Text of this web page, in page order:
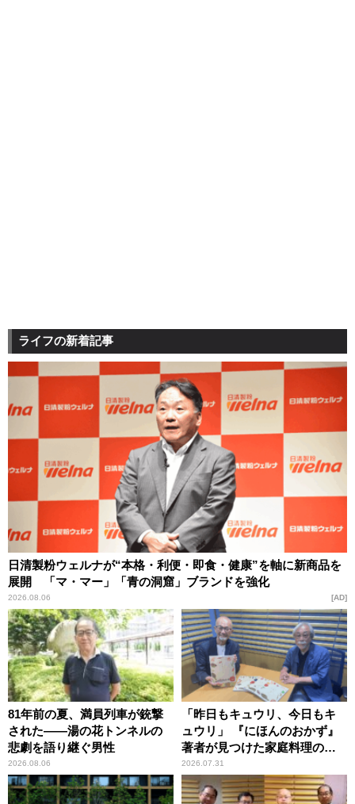
ライフの新着記事
日清製粉ウェルナが“本格・利便・即食・健康”を軸に新商品を
展開 「マ・マー」「青の洞窟」ブランドを強化
2026.08.06 AD
81年前の夏、満員列車が銃撃
された――湯の花トンネルの
悲劇を語り継ぐ男性
2026.08.06
「昨日もキュウリ、今日もキ
ュウリ」 『にほんのおかず』
著者が見つけた家庭料理の知
恵
2026.07.31